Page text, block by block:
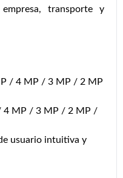
transporte y
/ 4 MP / 3 MP / 2 MP
4 MP / 3 MP / 2 MP /
usuario intuitiva y